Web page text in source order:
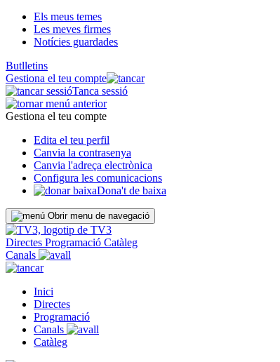
Els meus temes
Les meves firmes
Notícies guardades
Butlletins
Gestiona el teu compte
Tanca sessió
Gestiona el teu compte
Edita el teu perfil
Canvia la contrasenya
Canvia l'adreça electrònica
Configura les comunicacions
Dona't de baixa
Obrir menu de navegació
Directes Programació Catàleg
Canals
Inici
Directes
Programació
Canals
Catàleg